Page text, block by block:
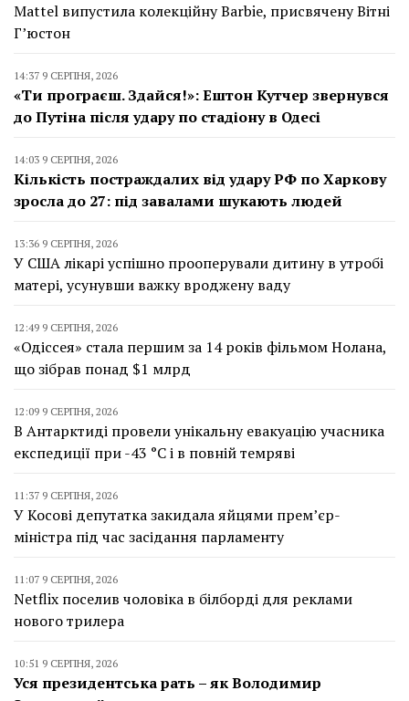
Mattel випустила колекційну Barbie, присвячену Вітні
Г’юстон
14:37 9 СЕРПНЯ, 2026
«Ти програєш. Здайся!»: Ештон Кутчер звернувся
до Путіна після удару по стадіону в Одесі
14:03 9 СЕРПНЯ, 2026
Кількість постраждалих від удару РФ по Харкову
зросла до 27: під завалами шукають людей
13:36 9 СЕРПНЯ, 2026
У США лікарі успішно прооперували дитину в утробі
матері, усунувши важку вроджену ваду
12:49 9 СЕРПНЯ, 2026
«Одіссея» стала першим за 14 років фільмом Нолана,
що зібрав понад $1 млрд
12:09 9 СЕРПНЯ, 2026
В Антарктиді провели унікальну евакуацію учасника
експедиції при -43 °C і в повній темряві
11:37 9 СЕРПНЯ, 2026
У Косові депутатка закидала яйцями прем’єр-
міністра під час засідання парламенту
11:07 9 СЕРПНЯ, 2026
Netflix поселив чоловіка в білборді для реклами
нового трилера
10:51 9 СЕРПНЯ, 2026
Уся президентська рать – як Володимир